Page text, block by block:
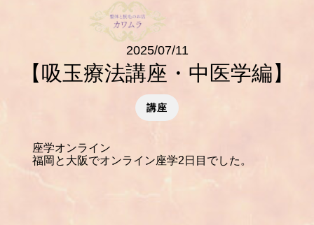
2025/07/11
【吸玉療法講座・中医学編】
講座
座学オンライン
福岡と大阪でオンライン座学2日目でした。